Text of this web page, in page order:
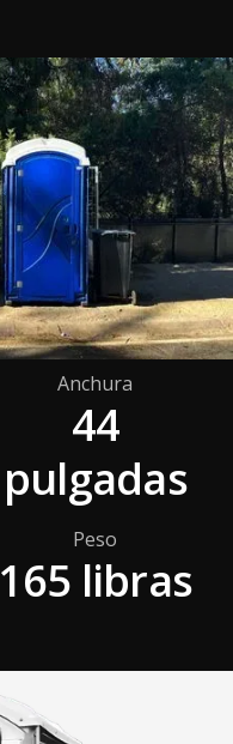
Anchura
44
pulgadas
Peso
165 libras